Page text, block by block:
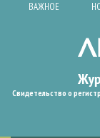
ВАЖНОЕ
Свидетельство о